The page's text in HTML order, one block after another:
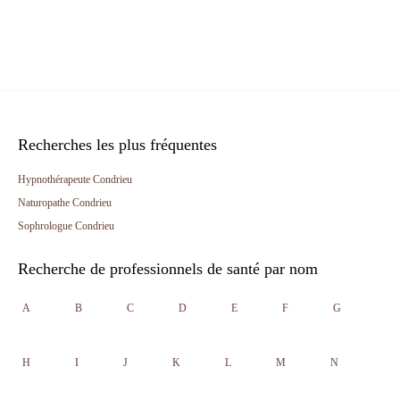
Recherches les plus fréquentes
Hypnothérapeute Condrieu
Naturopathe Condrieu
Sophrologue Condrieu
Recherche de professionnels de santé par nom
A B C D E F G
H I J K L M N